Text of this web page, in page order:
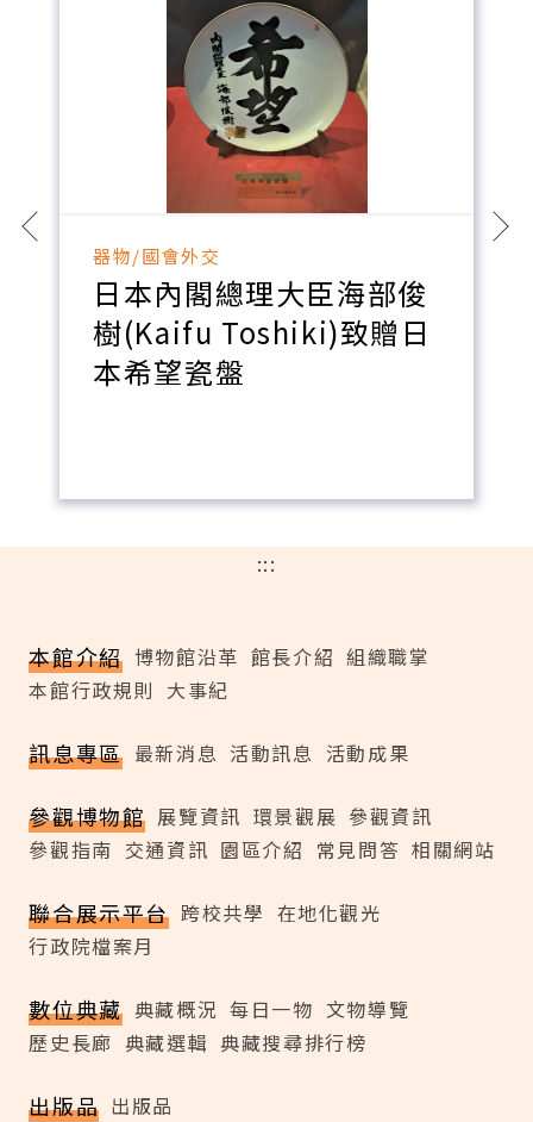
器物/國會外交
日本內閣總理大臣海部俊
樹(Kaifu Toshiki)致贈日
本希望瓷盤
:::
本館介紹 博物館沿革 館長介紹 組織職掌
本館行政規則 大事紀
訊息專區 最新消息 活動訊息 活動成果
參觀博物館 展覽資訊 環景觀展 參觀資訊
參觀指南 交通資訊 園區介紹 常見問答 相關網站
聯合展示平台 跨校共學 在地化觀光
行政院檔案月
數位典藏 典藏概況 每日一物 文物導覽
歷史長廊 典藏選輯 典藏搜尋排行榜
出版品 出版品